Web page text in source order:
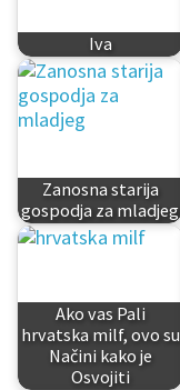
Iva
Zanosna starija
gospodja za mladjeg
Ako vas Pali
hrvatska milf, ovo su
Načini kako je
Osvojiti